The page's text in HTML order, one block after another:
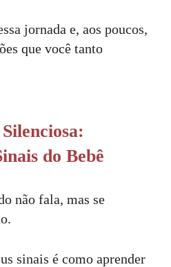
jornada e, aos poucos,
que você tanto
do Bebê
não fala, mas se
sinais é como aprender